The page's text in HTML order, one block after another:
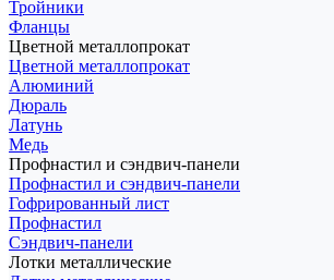
Тройники
Фланцы
Цветной металлопрокат
Цветной металлопрокат
Алюминий
Дюраль
Латунь
Медь
Профнастил и сэндвич-панели
Профнастил и сэндвич-панели
Гофрированный лист
Профнастил
Сэндвич-панели
Лотки металлические